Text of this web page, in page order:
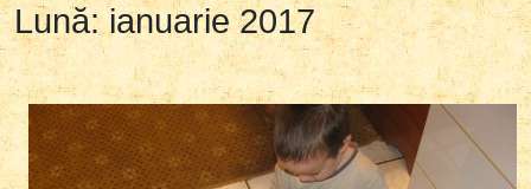
Lună:ianuarie 2017